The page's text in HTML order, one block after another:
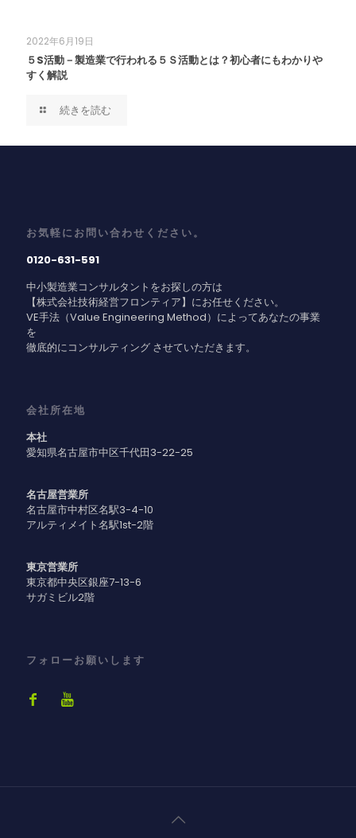
2022年6月19日
５S活動－製造業で行われる５Ｓ活動とは？初心者にもわかりや
すく解説
続きを読む
お気軽にお問い合わせください。
0120-631-591
中小製造業コンサルタントをお探しの方は
【株式会社技術経営フロンティア】にお任せください。
VE手法（Value Engineering Method）によってあなたの事業
を
徹底的にコンサルティング させていただきます。
会社所在地
本社
愛知県名古屋市中区千代田3-22-25
名古屋営業所
名古屋市中村区名駅3-4-10
アルティメイト名駅1st-2階
東京営業所
東京都中央区銀座7-13-6
サガミビル2階
フォローお願いします